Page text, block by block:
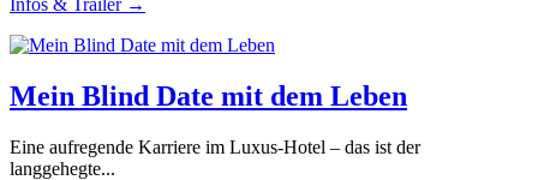
Mein Blind Date mit dem Leben
Eine aufregende Karriere im Luxus-Hotel – das ist der
langgehegte...